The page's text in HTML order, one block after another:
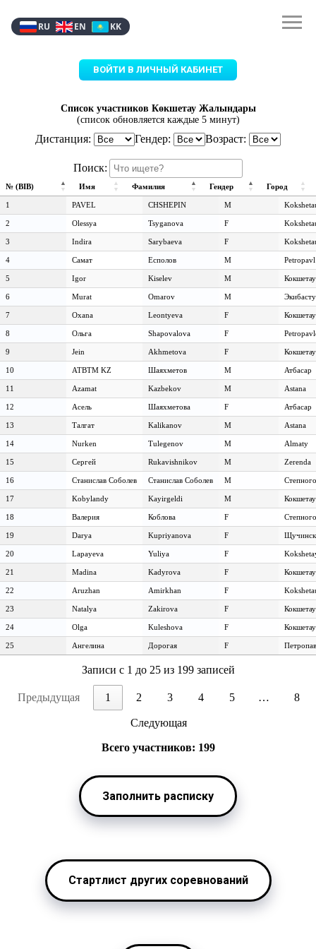
ВОЙТИ В ЛИЧНЫЙ КАБИНЕТ
Список участников Көкшетау Жалындары
(список обновляется каждые 5 минут)
Дистанция: Гендер: Возраст:
Поиск:
№ (BIB) Имя Фамилия Гендер Город
№ (BIB) Имя Фамилия Гендер Город
1 PAVEL CHSHEPIN M
2 Olessya Tsyganova F
3 Indira Sarybaeva F
4 Самат Есполов M Petropavl
5 Igor Kiselev M Кокшетау
6 Murat Omarov M
7 Oxana Leontyeva F Кокшетау
8 Ольга Shapovalova F
9 Jein Akhmetova F Кокшетау
10 ATBTM KZ Шаяхметов M Атбасар
11 Azamat Kazbekov M Astana
12 Асель Шаяхметова F Атбасар
13 Талгат Kalikanov M Astana
14 Nurken Tulegenov M Almaty
15 Сергей Rukavishnikov M Zerenda
16 Станислав Соболев Станислав Соболев M
17 Kobylandy Kayirgeldi M Кокшетау
18 Валерия Коблова F
19 Darya Kupriyanova F Щучинск
20 Lapayeva Yuliya F
21 Madina Kadyrova F Кокшетау
22 Aruzhan Amirkhan F
23 Natalya Zakirova F Кокшетау
24 Olga Kuleshova F Кокшетау
25 Ангелина Дорогая F
Записи с 1 до 25 из 199 записей
Предыдущая 1 2 3 4 5 … 8
Следующая
Всего участников: 199
Заполнить расписку
Стартлист других соревнований
RU EN KK